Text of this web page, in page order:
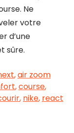
Ne
votre
d’une
sûre.
,air zoom
,course,
, nike, react